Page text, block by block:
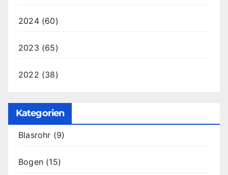
2024(60)
2023 (65)
2022 (38)
Kategorien
Blasrohr (9)
Bogen (15)